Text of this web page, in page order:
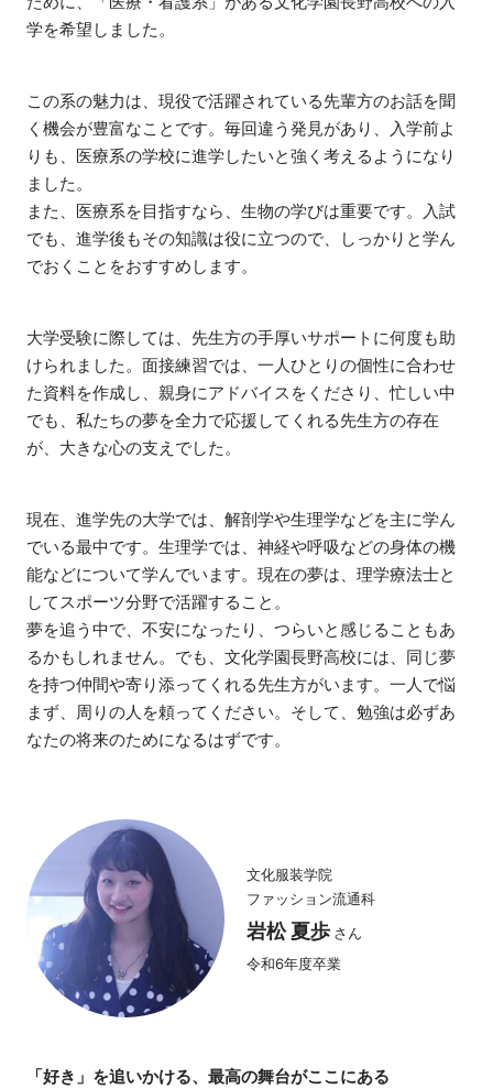
学を希望しました。
この系の魅力は、現役で活躍されている先輩方のお話を聞
く機会が豊富なことです。毎回違う発見があり、入学前よ
りも、医療系の学校に進学したいと強く考えるようになり
ました。
また、医療系を目指すなら、生物の学びは重要です。入試
でも、進学後もその知識は役に立つので、しっかりと学ん
でおくことをおすすめします。
大学受験に際しては、先生方の手厚いサポートに何度も助
けられました。面接練習では、一人ひとりの個性に合わせ
た資料を作成し、親身にアドバイスをくださり、忙しい中
でも、私たちの夢を全力で応援してくれる先生方の存在
が、大きな心の支えでした。
現在、進学先の大学では、解剖学や生理学などを主に学ん
でいる最中です。生理学では、神経や呼吸などの身体の機
能などについて学んでいます。現在の夢は、理学療法士と
してスポーツ分野で活躍すること。
夢を追う中で、不安になったり、つらいと感じることもあ
るかもしれません。でも、文化学園長野高校には、同じ夢
を持つ仲間や寄り添ってくれる先生方がいます。一人で悩
まず、周りの人を頼ってください。そして、勉強は必ずあ
なたの将来のためになるはずです。
文化服装学院
ファッション流通科
岩松 夏歩 さん
令和6年度卒業
「好き」を追いかける、最高の舞台がここにある